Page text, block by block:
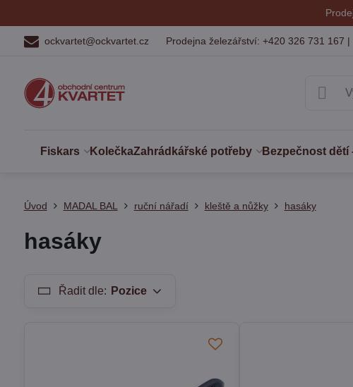
ockvartet@ockvartet.cz Prodejna železářství: +420 326 731 167
Fiskars KolečkaZahrádkářské potřeby Bezpečnost dětí
Úvod MADAL BAL ruční nářadí kleště a nůžky hasáky
hasáky
Řadit dle: Pozice